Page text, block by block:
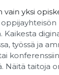
yksi
Kaikesta
työssä ja
Näitä taitoja